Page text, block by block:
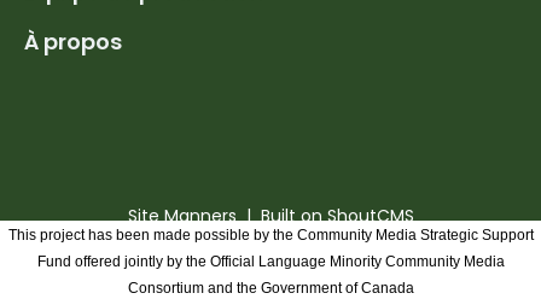
À propos
Site Manners| Built onShoutCMS
This project has been made possible by the Community Media Strategic Support
Fund offered jointly by the Official Language Minority Community Media
Consortium and the Government of Canada